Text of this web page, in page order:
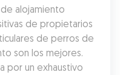
de alojamiento
de propietarios
de perros de
son los mejores.
por un exhaustivo